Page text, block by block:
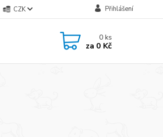
CZK Přihlášení
0ks
za 0 Kč